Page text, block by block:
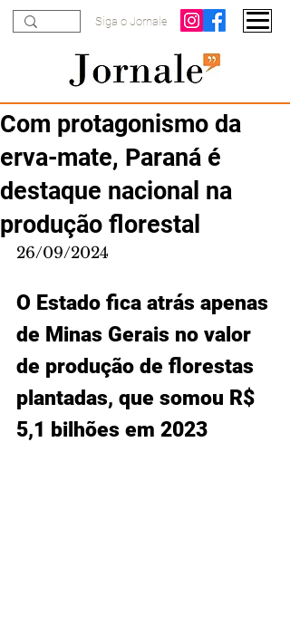
Siga o Jornale
Com protagonismo da
erva-mate, Paraná é
destaque nacional na
produção florestal
26/09/2024
O Estado fica atrás apenas
de Minas Gerais no valor
de produção de florestas
plantadas, que somou R$
5,1 bilhões em 2023